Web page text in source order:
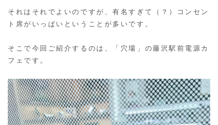
それはそれでよいのですが、有名すぎて（？）コンセン
ト席がいっぱいということが多いです。
そこで今回ご紹介するのは、「穴場」の藤沢駅前電源カ
フェです。